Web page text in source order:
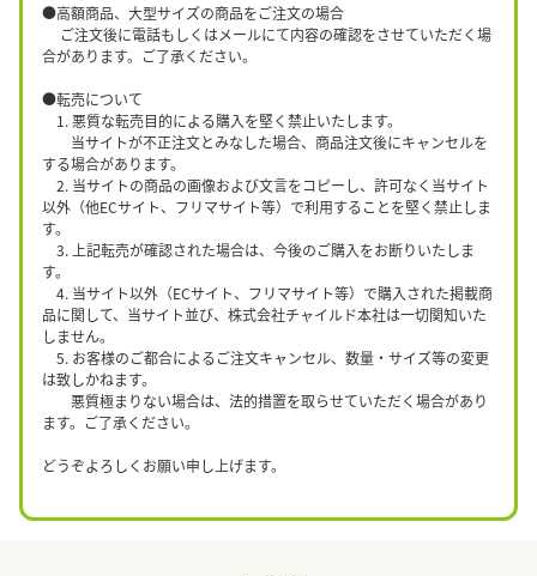
●高額商品、大型サイズの商品をご注文の場合
ご注文後に電話もしくはメールにて内容の確認をさせていただく場
合があります。ご了承ください。
●転売について
1. 悪質な転売目的による購入を堅く禁止いたします。
当サイトが不正注文とみなした場合、商品注文後にキャンセルを
する場合があります。
2. 当サイトの商品の画像および文言をコピーし、許可なく当サイト
以外（他ECサイト、フリマサイト等）で利用することを堅く禁止しま
す。
3. 上記転売が確認された場合は、今後のご購入をお断りいたしま
す。
4. 当サイト以外（ECサイト、フリマサイト等）で購入された掲載商
品に関して、当サイト並び、株式会社チャイルド本社は一切関知いた
しません。
5. お客様のご都合によるご注文キャンセル、数量・サイズ等の変更
は致しかねます。
悪質極まりない場合は、法的措置を取らせていただく場合があり
ます。ご了承ください。
どうぞよろしくお願い申し上げます。